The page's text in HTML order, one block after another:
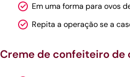
Em uma forma para ovos
Repita a operação se a
Creme de confeiteiro de